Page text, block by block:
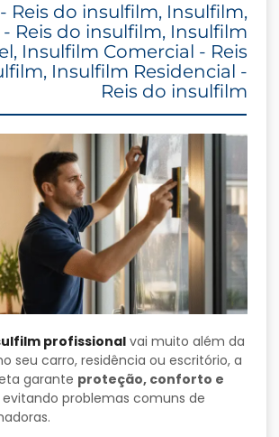
Reis do insulfilm, Insulfilm,
Reis do insulfilm, Insulfilm
, Insulfilm Comercial - Reis
, Insulfilm Residencial -
Reis do insulfilm
profissional vai muito além da
seu carro, residência ou escritório, a
garante proteção, conforto e
evitando problemas comuns de